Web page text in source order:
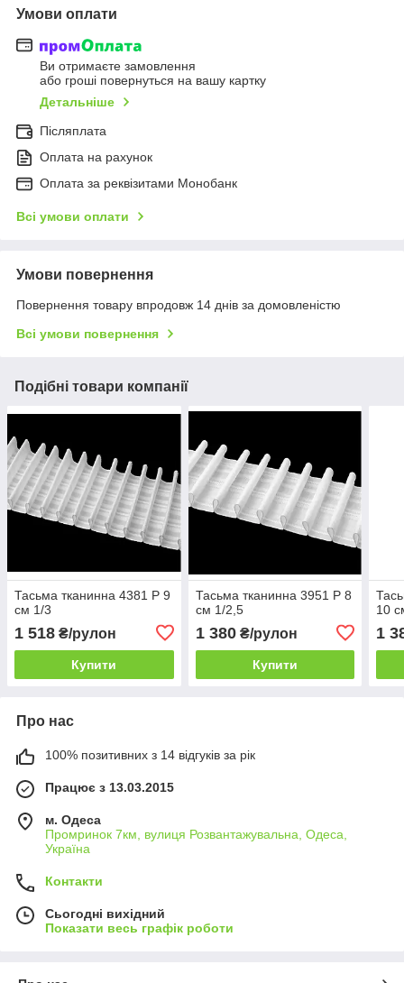
Умови оплати
Ви отримаєте замовлення
або гроші повернуться на вашу картку
Детальніше
Післяплата
Оплата на рахунок
Оплата за реквізитами Монобанк
Всі умови оплати
Умови повернення
Повернення товару впродовж 14 днів за домовленістю
Всі умови повернення
Подібні товари компанії
Тасьма тканинна 4381 Р 9
см 1/3
1 518 ₴/рулон
Купити
Тасьма тканинна 3951 P 8
см 1/2,5
1 380₴/рулон
Купити
10
1
Про нас
100% позитивних з 14 відгуків за рік
Працює з 13.03.2015
м. Одеса
Промринок 7км, вулиця Розвантажувальна, Одеса,
Україна
Контакти
Сьогодні вихідний
Показати весь графік роботи